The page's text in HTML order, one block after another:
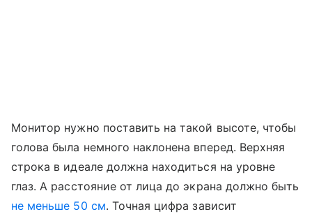
Монитор нужно поставить на такой высоте, чтобы
голова была немного наклонена вперед. Верхняя
строка в идеале должна находиться на уровне
глаз. А расстояние от лица до экрана должно быть
не меньше 50 см. Точная цифра зависит